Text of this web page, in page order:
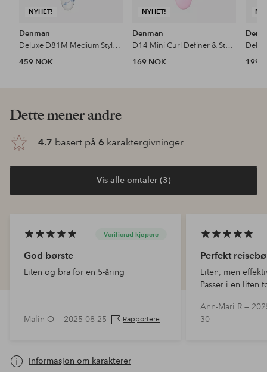
NYHET!
Denman
Deluxe D81M Medium Style & Shine Brush Blue Belle
459 NOK
NYHET!
Denman
D14 Mini Curl Definer & Styler
169 NOK
199
Dette mener andre
4.7 basert på 6 karaktergivninger
Vis alle omtaler (3)
Verifierad kjøpere
God børste
Liten og bra for en 5-åring
Malin O — 2025-08-25 Rapportere
Perfekt
Liten, men
Passer i en liten
Ann-Mari R —
30
Informasjon om karakterer